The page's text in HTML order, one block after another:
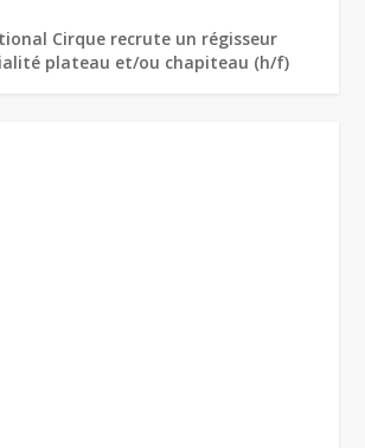
Cirque recrute un régisseur
plateau et/ou chapiteau (h/f)